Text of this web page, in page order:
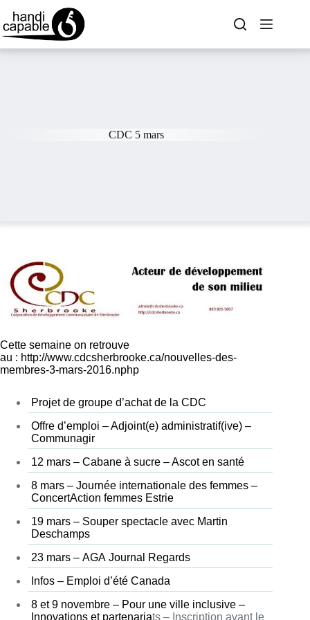
CDC 5 mars
Cette semaine on retrouve
au : http://www.cdcsherbrooke.ca/nouvelles-des-
membres-3-mars-2016.nphp
Projet de groupe d’achat de la CDC
Offre d’emploi – Adjoint(e) administratif(ive) –
Communagir
12 mars – Cabane à sucre – Ascot en santé
8 mars – Journée internationale des femmes –
ConcertAction femmes Estrie
19 mars – Souper spectacle avec Martin
Deschamps
23 mars – AGA Journal Regards
Infos – Emploi d’été Canada
8 et 9 novembre – Pour une ville inclusive –
Innovations et partenariats – Inscription avant le